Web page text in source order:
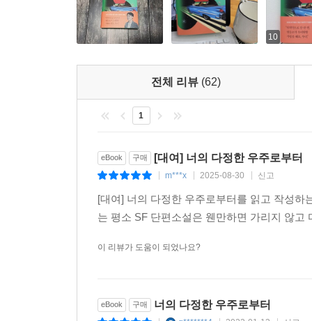
10
전체 리뷰 (62)
1
eBook 구매 [대여] 너의 다정한 우주로부터
m***x 2025-08-30 신고
[대여] 너의 다정한 우주로부터를 읽고 작성
는 평소 SF 단편소설은 웬만하면 가리지 않
이 리뷰가 도움이 되었나요?
eBook 구매 너의 다정한 우주로부터